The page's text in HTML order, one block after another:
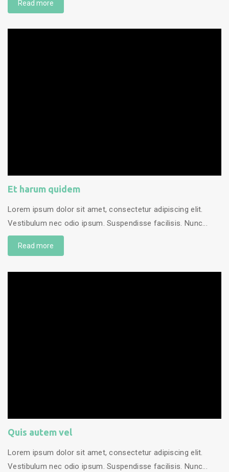
Read more
Et harum quidem
Lorem ipsum dolor sit amet, consectetur adipiscing elit.
Vestibulum nec odio ipsum. Suspendisse facilisis. Nunc...
Read more
Quis autem vel
Lorem ipsum dolor sit amet, consectetur adipiscing elit.
Vestibulum nec odio ipsum. Suspendisse facilisis. Nunc...